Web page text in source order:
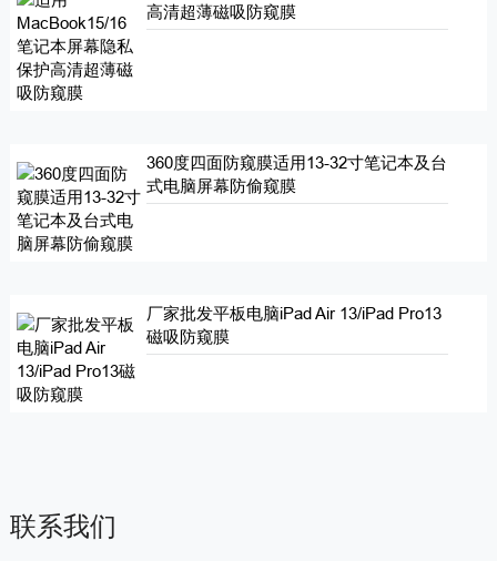
高清超薄磁吸防窥膜
360度四面防窥膜适用13-32寸笔记本及台
式电脑屏幕防偷窥膜
厂家批发平板电脑iPad Air 13/iPad Pro13
磁吸防窥膜
联系我们